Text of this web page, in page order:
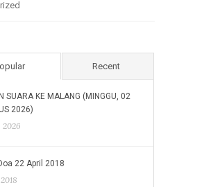
Recent
SUARA KE MALANG (MINGGU, 02
2026)
2026
22 April 2018